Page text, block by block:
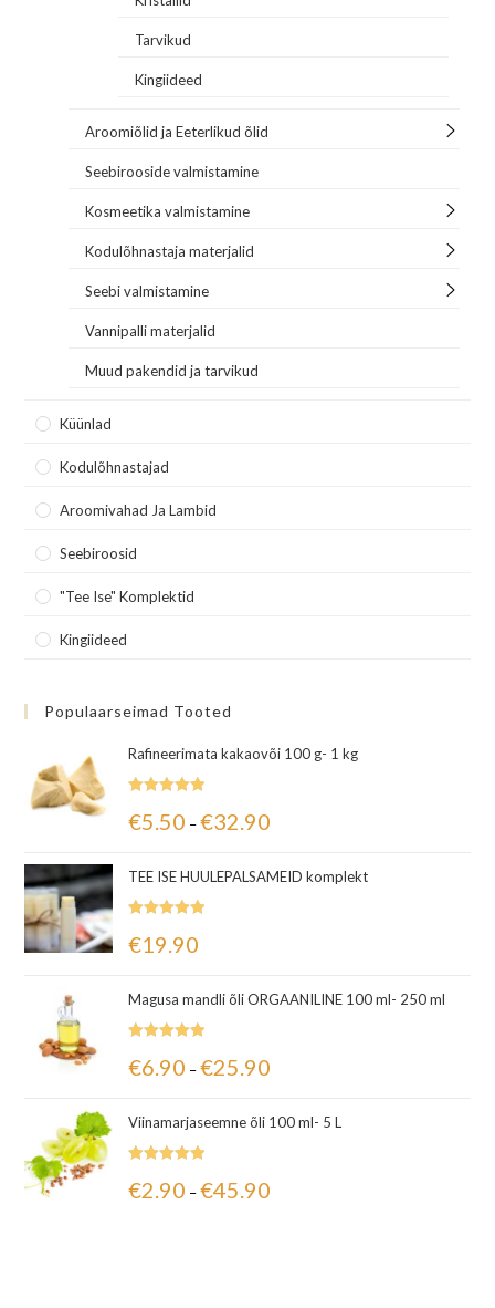
Tarvikud
Kingiideed
Aroomiõlid ja Eeterlikud õlid
Seebirooside valmistamine
Kosmeetika valmistamine
Kodulõhnastaja materjalid
Seebi valmistamine
Vannipalli materjalid
Muud pakendid ja tarvikud
Küünlad
Kodulõhnastajad
Aroomivahad Ja Lambid
Seebiroosid
"Tee Ise" Komplektid
Kingiideed
Populaarseimad Tooted
Rafineerimata kakaovõi 100 g- 1 kg
5.00 / 5
€5.50 – €32.90
TEE ISE HUULEPALSAMEID komplekt
5.00 / 5
€19.90
Magusa mandli õli ORGAANILINE 100 ml- 250 ml
5.00/ 5
€6.90 – €25.90
Viinamarjaseemne õli 100 ml- 5 L
5.00 / 5
€2.90 – €45.90